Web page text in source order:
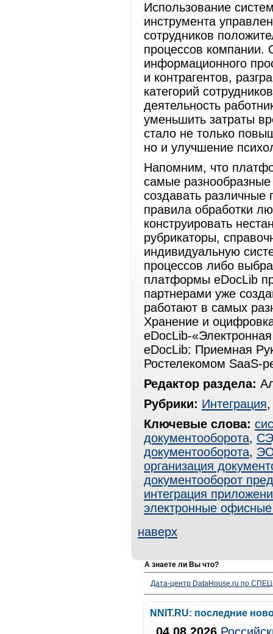
Использование
инструмента
сотрудников
процессов компании.
информационного
и контрагентов,
категорий
деятельность
уменьшить затраты
стало не только
но и улучшение
Напомним, что
самые
создавать различные
правила обработки
конструировать
рубрикаторы,
индивидуальную
процессов либо
платформы eDocLib
партнерами уже
работают в самых
Хранение и
eDocLib-
eDocLib: Приемная
Ростелекомом
Редактор раздела:
Рубрики: Интеграция
Ключевые слова:
документооборота,
документооборота,
организация
документооборот
интеграция
электронные
наверх
А знаете ли Вы что?
Дата-центр DataHouse.ru по
NNIT.RU: последние